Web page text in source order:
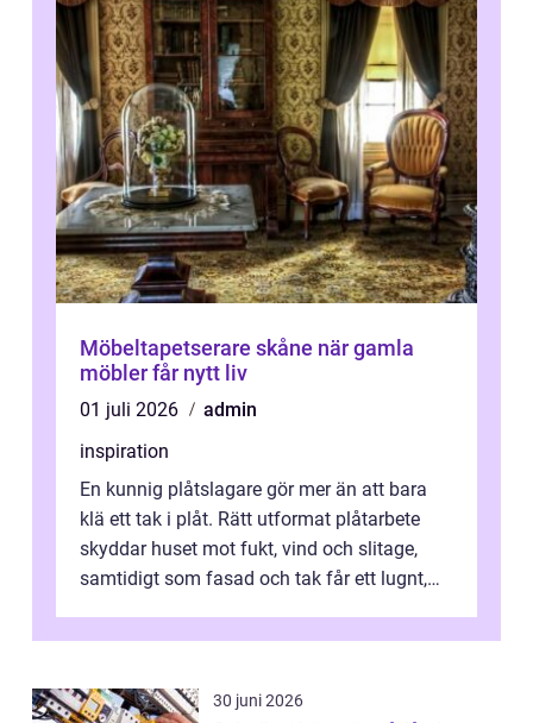
Möbeltapetserare skåne när gamla
möbler får nytt liv
01 juli 2026
admin
inspiration
En kunnig plåtslagare gör mer än att bara
klä ett tak i plåt. Rätt utformat plåtarbete
skyddar huset mot fukt, vind och slitage,
samtidigt som fasad och tak får ett lugnt,
30 juni 2026